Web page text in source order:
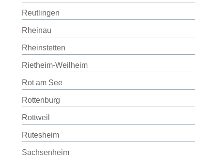
Reutlingen
Rheinau
Rheinstetten
Rietheim-Weilheim
Rot am See
Rottenburg
Rottweil
Rutesheim
Sachsenheim